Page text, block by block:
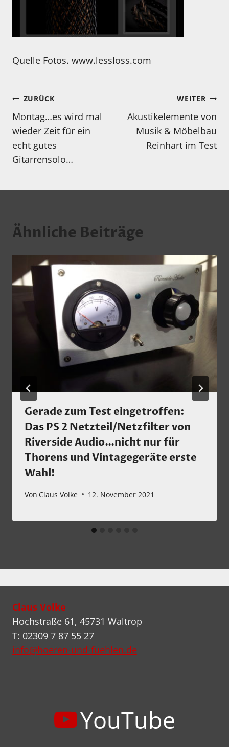
Quelle Fotos. www.lessloss.com
Beitragsnavigation
ZURÜCK
Montag…es wird mal
wieder Zeit für ein
echt gutes
Gitarrensolo…
WEITER
Akustikelemente von
Musik & Möbelbau
Reinhart im Test
Ähnliche Beiträge
Gerade zum Test eingetroffen:
Das PS 2 Netzteil/Netzfilter von
Riverside Audio…nicht nur für
Thorens und Vintagegeräte erste
Wahl!
Von Claus Volke 12. November 2021
Claus Volke
Hochstraße 61, 45731 Waltrop
T: 02309 7 87 55 27
info@hoeren-und-fuehlen.de
YouTube